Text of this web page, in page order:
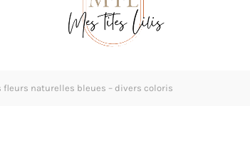
naturelles bleues – divers coloris